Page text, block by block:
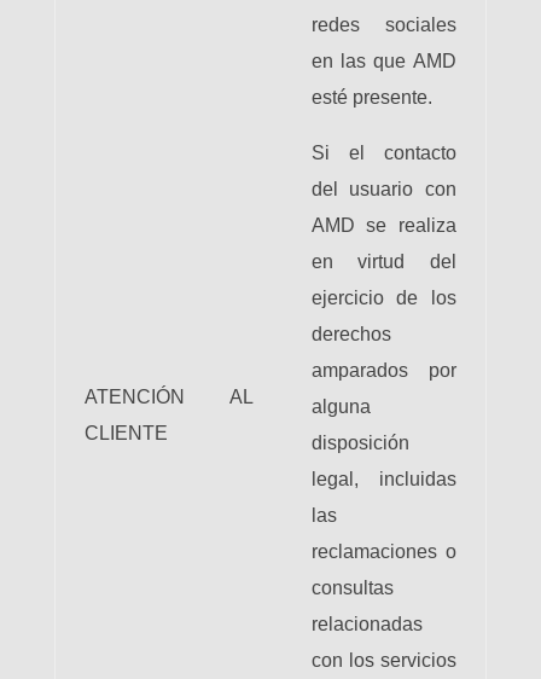
ATENCIÓN AL
CLIENTE
redes sociales
en las que AMD
esté presente.
Si el contacto
del usuario con
AMD se realiza
en virtud del
ejercicio de los
derechos
amparados por
alguna
disposición
legal, incluidas
las
reclamaciones o
consultas
relacionadas
con los servicios